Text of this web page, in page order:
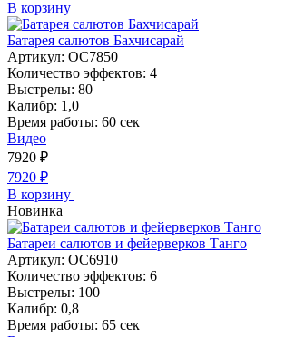
В корзину
Батарея салютов Бахчисарай
Артикул: ОС7850
Количество эффектов: 4
Выстрелы: 80
Калибр: 1,0
Время работы: 60 сек
Видео
7920 ₽
7920 ₽
В корзину
Новинка
Батареи салютов и фейерверков Танго
Артикул: ОС6910
Количество эффектов: 6
Выстрелы: 100
Калибр: 0,8
Время работы: 65 сек